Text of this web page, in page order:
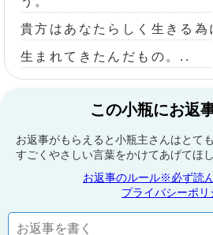
貴方はあなたらしく生きる為
生まれてきたんだもの。..
この小瓶にお返
お返事がもらえると小瓶主さんはとて
すごくやさしい言葉をかけてあげてほ
お返事のルール※必ず読
プライバシーポリ